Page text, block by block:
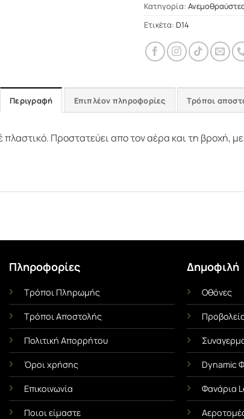
Κατηγορία:
Ετικέτα: D14
Περιγραφή Επιπλέον πληροφορίες Τρόποι
Προστατεύει απο τον αέρα και τη βροχή,
Πληροφορίες
Τρόποι Πληρωμής
Τρόποι Αποστολής
Πολιτική Απορρήτου
Όροι χρήσης
Επικοινωνία
Ποιοι είμαστε
Δημοφιλή
Οθόνες
Dynamic
Φανάρια
Όσα
ή
ΜΕΜΒΡΆΝΕΣ ΟΧΗΜΆΤΩΝ
Αντηλιακές Μεμβράνες Αυτοκινήτου
Πλήρης Οδηγός! Πλεονεκτήματα &
Χρήσιμες Συμβουλές
Οι αντηλιακές μεμβράνες
(γνωστές και ως φιμέ
μεμβράνες) δεν είναι απλώς μια
Τι
(Paint